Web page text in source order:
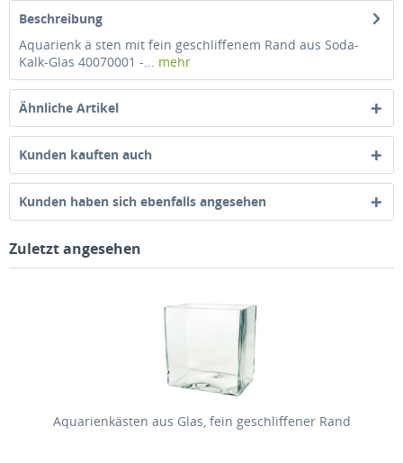
Beschreibung
Aquarienk ä sten mit fein geschliffenem Rand aus Soda-
Kalk-Glas 40070001 -... mehr
Ähnliche Artikel
Kunden kauften auch
Kunden haben sich ebenfalls angesehen
Zuletzt angesehen
Aquarienkästen aus Glas, fein geschliffener Rand